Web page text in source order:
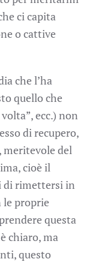
ci capita
o cattive
che l’ha
quello che
ecc.) non
di recupero,
del
cioè il
di rimettersi in
le proprie
questa
chiaro, ma
questo